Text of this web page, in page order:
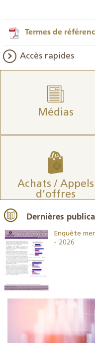
Termes de
Accès rapides
Médias
Achats / Appels
d’offres
Dernières
Enquête
- 2026